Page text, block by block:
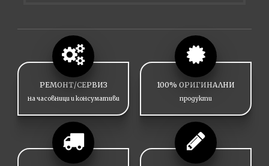
РЕМОНТ/СЕРВИЗ
на часовници и консумативи
100% ОРИГИНАЛНИ
продукти